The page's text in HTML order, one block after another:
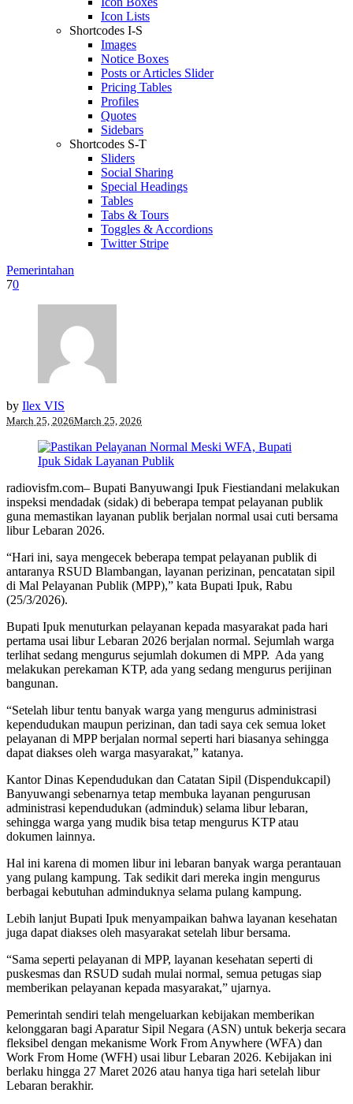
Icon Lists
Shortcodes I-S
Images
Notice Boxes
Posts or Articles Slider
Pricing Tables
Profiles
Quotes
Sidebars
Shortcodes S-T
Sliders
Social Sharing
Special Headings
Tables
Tabs & Tours
Toggles & Accordions
Twitter Stripe
Pemerintahan
70
by Ilex VIS
March 25, 2026March 25, 2026
radiovisfm.com– Bupati Banyuwangi Ipuk Fiestiandani melakukan
inspeksi mendadak (sidak) di beberapa tempat pelayanan publik
guna memastikan layanan publik berjalan normal usai cuti bersama
libur Lebaran 2026.
“Hari ini, saya mengecek beberapa tempat pelayanan publik di
antaranya RSUD Blambangan, layanan perizinan, pencatatan sipil
di Mal Pelayanan Publik (MPP),” kata Bupati Ipuk, Rabu
(25/3/2026).
Bupati Ipuk menuturkan pelayanan kepada masyarakat pada hari
pertama usai libur Lebaran 2026 berjalan normal. Sejumlah warga
terlihat sedang mengurus sejumlah dokumen di MPP. Ada yang
melakukan perekaman KTP, ada yang sedang mengurus perijinan
bangunan.
“Setelah libur tentu banyak warga yang mengurus administrasi
kependudukan maupun perizinan, dan tadi saya cek semua loket
pelayanan di MPP berjalan normal seperti hari biasanya sehingga
dapat diakses oleh warga masyarakat,” katanya.
Kantor Dinas Kependudukan dan Catatan Sipil (Dispendukcapil)
Banyuwangi sebenarnya tetap membuka layanan pengurusan
administrasi kependudukan (adminduk) selama libur lebaran,
sehingga warga yang mudik bisa tetap mengurus KTP atau
dokumen lainnya.
Hal ini karena di momen libur ini lebaran banyak warga perantauan
yang pulang kampung. Tak sedikit dari mereka ingin mengurus
berbagai kebutuhan adminduknya selama pulang kampung.
Lebih lanjut Bupati Ipuk menyampaikan bahwa layanan kesehatan
juga dapat diakses oleh masyarakat setelah libur bersama.
“Sama seperti pelayanan di MPP, layanan kesehatan seperti di
puskesmas dan RSUD sudah mulai normal, semua petugas siap
memberikan pelayanan kepada masyarakat,” ujarnya.
Pemerintah sendiri telah mengeluarkan kebijakan memberikan
kelonggaran bagi Aparatur Sipil Negara (ASN) untuk bekerja secara
fleksibel dengan mekanisme Work From Anywhere (WFA) dan
Work From Home (WFH) usai libur Lebaran 2026. Kebijakan ini
berlaku hingga 27 Maret 2026 atau hanya tiga hari setelah libur
Lebaran berakhir.